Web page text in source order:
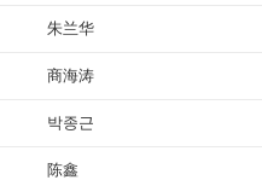
朱兰华
商海涛
박종근
陈鑫